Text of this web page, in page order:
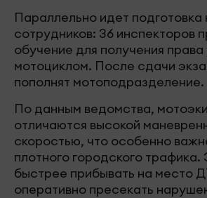
Параллельно идет подготовка
сотрудников: 36 инспекторов
обучение для получения права
мотоциклом. После сдачи
пополнят мотоподразделение.
По данным ведомства,
отличаются высокой
скоростью, что особенно
плотного городского трафика.
быстрее прибывать на место
оперативно пресекать